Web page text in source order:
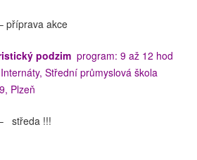
příprava akce
podzim program: 9 až 12 hod
Střední průmyslová škola
Plzeň
středa !!!